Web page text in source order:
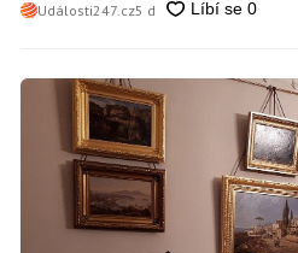
Události247.cz5 d